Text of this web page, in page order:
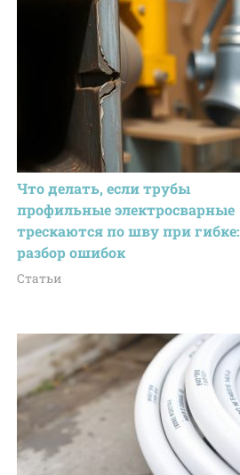
Что делать, если трубы
профильные электросварные
трескаются по шву при гибке:
разбор ошибок
Статьи